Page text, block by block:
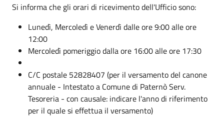
Si informa che gli orari di ricevimento dell'Ufficio sono:
Lunedì, Mercoledì e Venerdì dalle ore 9:00 alle ore
12:00
Mercoledì pomeriggio dalla ore 16:00 alle ore 17:30
C/C postale 52828407 (per il versamento del canone
annuale - Intestato a Comune di Paternò Serv.
Tesoreria - con causale: indicare l'anno di riferimento
per il quale si effettua il versamento)